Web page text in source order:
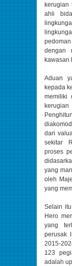
kerugian
ahli
dengan
kawasan
Aduan
kepada
memiliki
dari
sekitar
proses
yang
oleh
yang
Selain
Hero
yang
perusak
2015-
123
adalah